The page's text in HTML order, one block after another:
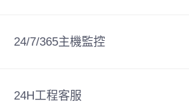
24/7/365主機監控
24H工程客服